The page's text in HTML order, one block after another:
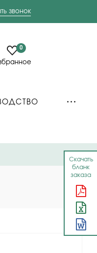
Скачать
бланк
заказа
звонок
0